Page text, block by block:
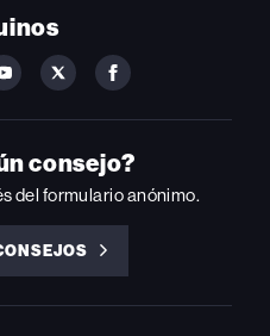
FOLLOW
ON
YOUTUBE
FOLLOW
ON
FOLLOW
ON
FACEBOOK
consejo?
del formulario anónimo.